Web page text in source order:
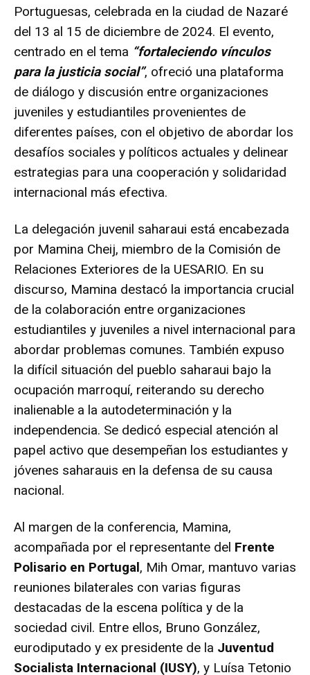
Portuguesas, celebrada en la ciudad de Nazaré
del 13 al 15 de diciembre de 2024. El evento,
centrado en el tema “fortaleciendo vínculos
para la justicia social”, ofreció una plataforma
de diálogo y discusión entre organizaciones
juveniles y estudiantiles provenientes de
diferentes países, con el objetivo de abordar los
desafíos sociales y políticos actuales y delinear
estrategias para una cooperación y solidaridad
internacional más efectiva.
La delegación juvenil saharaui está encabezada
por Mamina Cheij, miembro de la Comisión de
Relaciones Exteriores de la UESARIO. En su
discurso, Mamina destacó la importancia crucial
de la colaboración entre organizaciones
estudiantiles y juveniles a nivel internacional para
abordar problemas comunes. También expuso
la difícil situación del pueblo saharaui bajo la
ocupación marroquí, reiterando su derecho
inalienable a la autodeterminación y la
independencia. Se dedicó especial atención al
papel activo que desempeñan los estudiantes y
jóvenes saharauis en la defensa de su causa
nacional.
Al margen de la conferencia, Mamina,
acompañada por el representante del Frente
Polisario en Portugal, Mih Omar, mantuvo varias
reuniones bilaterales con varias figuras
destacadas de la escena política y de la
sociedad civil. Entre ellos, Bruno González,
eurodiputado y ex presidente de la Juventud
Socialista Internacional (IUSY), y Luísa Tetonio